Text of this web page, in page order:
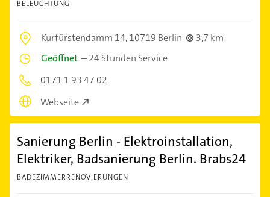
BELEUCHTUNG
Kurfürstendamm 14,10719 Berlin
3,7 km
Geöffnet –24 Stunden Service
0171 1 93 47 02
Webseite
Sanierung Berlin - Elektroinstallation,
Elektriker, Badsanierung Berlin. Brabs24
BADEZIMMERRENOVIERUNGEN